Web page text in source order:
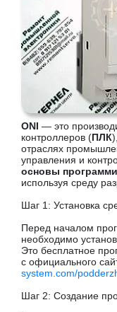
ONI — это
контроллеров (ПЛК
отраслях
управления и
основы
используя среду
Шаг 1: Установка
Перед началом
необходимо
Это бесплатное
с официального
system.com/
Шаг 2: Создание